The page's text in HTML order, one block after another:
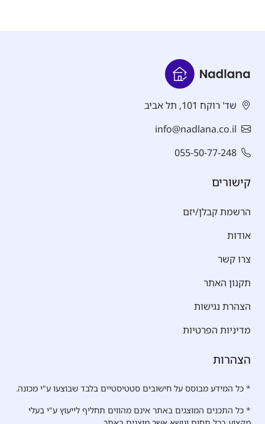
שד' רוקח 101, תל אביב
info@nadlana.co.il
055-50-77-248
קישורים
הרשמת קבלן/יזם
אודות
צרו קשר
תקנון האתר
הצהרת נגישות
מדיניות הפרטיות
הצהרות
* כל המידע מבוסס על חישובים סטטיסטיים בלבד שבוצעו ע"י מכונה.
* כל התכנים המוצגים באתר אינם מהווים תחליף לייעוץ ע"י בעלי